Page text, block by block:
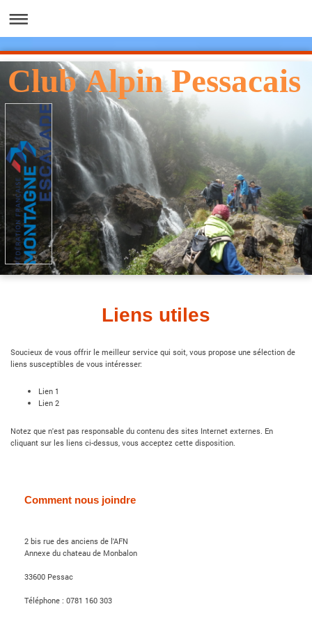
Club Alpin Pessacais
Liens utiles
Soucieux de vous offrir le meilleur service qui soit, vous propose une sélection de
liens susceptibles de vous intéresser:
Lien 1
Lien 2
Notez que n'est pas responsable du contenu des sites Internet externes. En
cliquant sur les liens ci-dessus, vous acceptez cette disposition.
Comment nous joindre
2 bis rue des anciens de l'AFN
Annexe du chateau de Monbalon
33600 Pessac
Téléphone : 0781 160 303